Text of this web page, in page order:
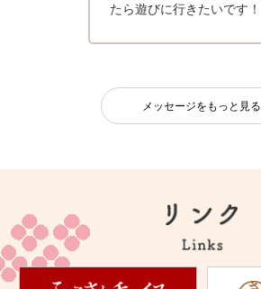
たら遊びに行きたいです！
メッセージをもっと見る